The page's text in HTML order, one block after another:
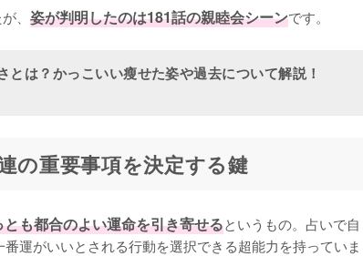
、 姿が判明したのは181話の親睦会シーンです。
とは？かっこいい瘦せた姿や過去について解説！
の重要事項を決定する鍵
も都合のよい運命を引き寄せるというもの。占いで自
運がいいとされる行動を選択できる超能力を持っていま